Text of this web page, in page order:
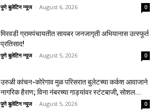
पुणे बुलेटिन न्यूज - August 6, 2026 0
मिरवडी ग्रामपंचायतीत सायबर जनजागृती अभियानास उत्स्फूर्त
प्रतिसाद!
पुणे बुलेटिन न्यूज - August 5, 2026 0
उरुळी कांचन-कोरेगाव मुळ परिसरात बुलेटच्या कर्कश आवाजाने
नागरिक हैराण; विना नंबरच्या गाड्यांवर स्टंटबाजी, सोशल...
पुणे बुलेटिन न्यूज - August 5, 2026 0